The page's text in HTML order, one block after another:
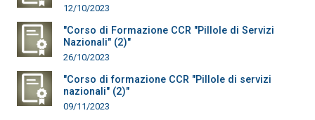
12/10/2023
"Corso di Formazione CCR "Pillole di Servizi
Nazionali" (2)"
26/10/2023
"Corso di formazione CCR "Pillole di servizi
nazionali" (2)"
09/11/2023